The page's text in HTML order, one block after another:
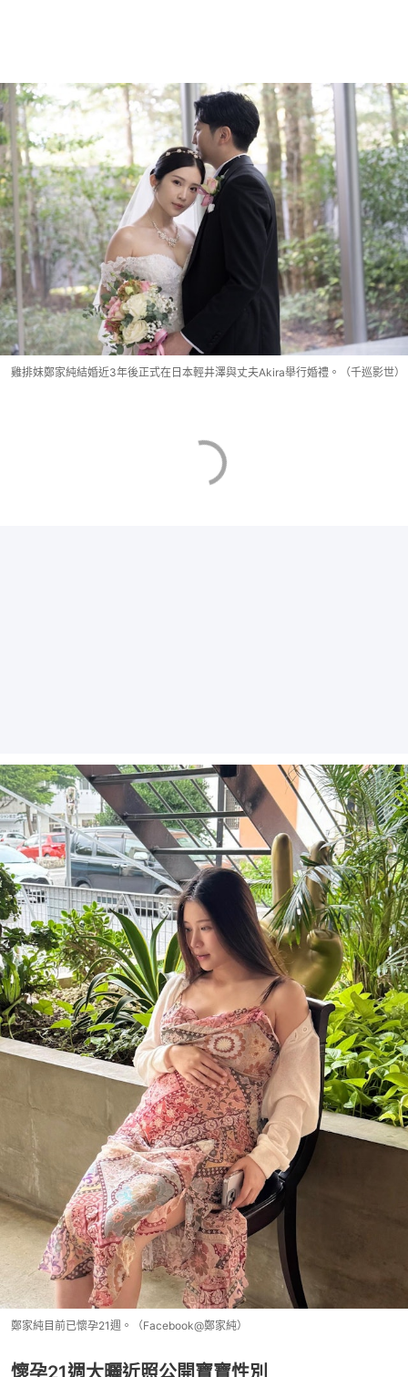
雞排妹鄭家純結婚近3年後正式在日本輕井澤與丈夫Akira舉行婚禮。（千巡影世）
鄭家純目前已懷孕21週。（Facebook@鄭家純）
懷孕21週大曬近照公開寶寶性別